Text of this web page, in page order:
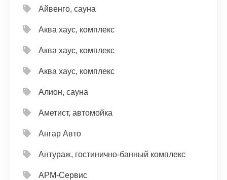
Айвенго, сауна
Аква хаус, комплекс
Аква хаус, комплекс
Аква хаус, комплекс
Алион, сауна
Аметист, автомойка
Ангар Авто
Антураж, гостинично-банный комплекс
АРМ-Сервис